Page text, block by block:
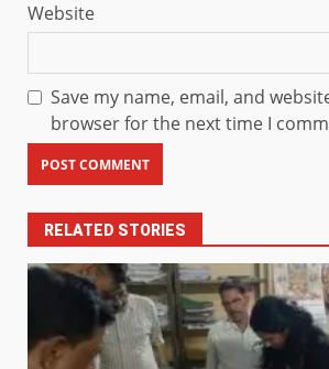
Website
Save my name, email, and
browser for the next time I
RELATED STORIES